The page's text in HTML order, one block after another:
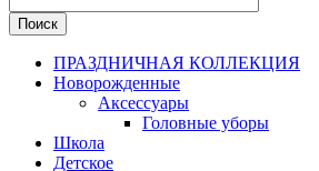
ПРАЗДНИЧНАЯ КОЛЛЕКЦИЯ
Новорожденные
Аксессуары
Головные уборы
Школа
Детское